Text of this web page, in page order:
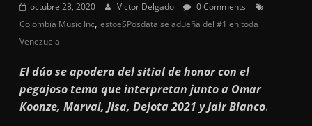
octubre 28, 2020 Victor Delgado
0 Comments
Colombia Music Inc,estoeSPosdata se adueña del #1 en toda
Venezuela
El dúo se apodera del sitial de honor con el
pegajoso tema que interpretan junto a Omar
Koonze, Marval, Jisa, Dejota 2021 y Jair Blanco.